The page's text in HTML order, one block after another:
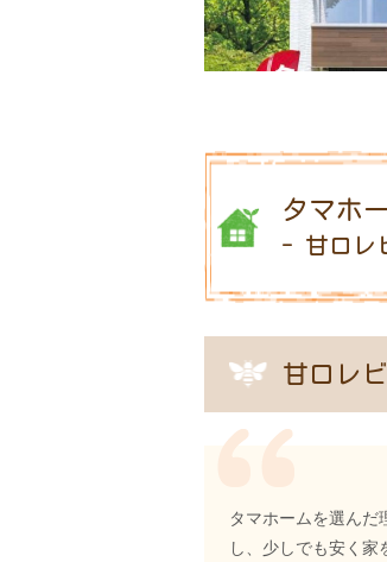
タマホ
- 甘口レ
甘口レ
タマホームを選んだ
し、少しでも安く